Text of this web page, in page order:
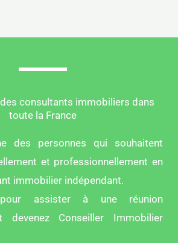
consultants immobiliers dans
toute la France
des personnes qui souhaitent
et professionnellement en
immobilier indépendant.
pour assister à une réunion
devenez Conseiller Immobilier